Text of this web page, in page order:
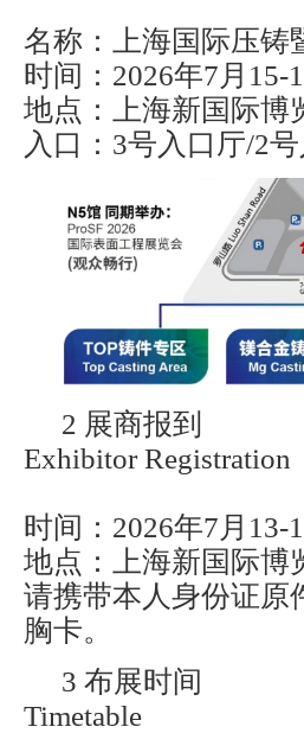
名称：上海国际压铸
时间：2026年7月15-
地点：上海新国际博
入口：3号入口厅/2
2 展商报到
Exhibitor Registration
时间：2026年7月13-
地点：上海新国际博
请携带本人身份证原
胸卡。
3 布展时间
Timetable